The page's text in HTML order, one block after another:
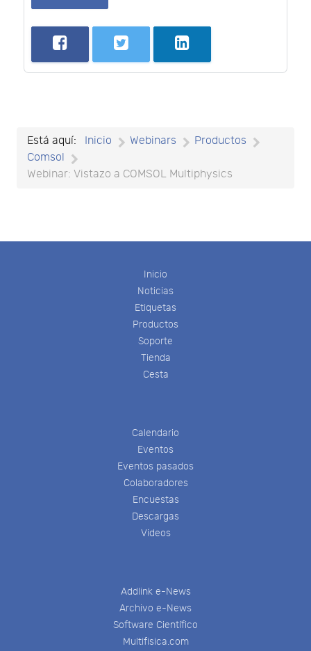
Está aquí: Inicio Webinars
Productos
Comsol
Webinar: Vistazo a COMSOL Multiphysics
Inicio
Noticias
Etiquetas
Productos
Soporte
Tienda
Cesta
Calendario
Eventos
Eventos pasados
Colaboradores
Encuestas
Descargas
Videos
Addlink e-News
Archivo e-News
Software Científico
Multifisica.com